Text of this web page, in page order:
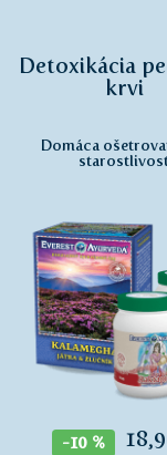
Detoxikácia
krvi
Domáca
-10 %